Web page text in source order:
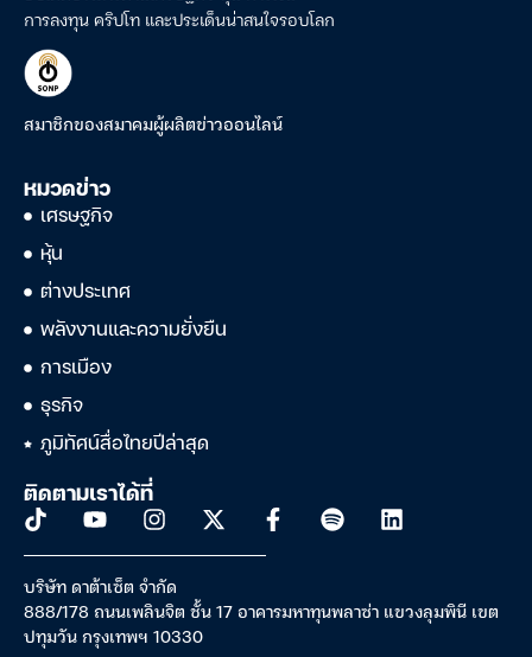
การลงทุน คริปโท และประเด็นน่าสนใจรอบโลก
สมาชิกของสมาคมผู้ผลิตข่าวออนไลน์
หมวดข่าว
เศรษฐกิจ
หุ้น
ต่างประเทศ
พลังงานและความยั่งยืน
การเมือง
ธุรกิจ
ภูมิทัศน์สื่อไทยปีล่าสุด
ติดตามเราได้ที่
บริษัท ดาต้าเซ็ต จำกัด
888/178 ถนนเพลินจิต ชั้น 17 อาคารมหาทุนพลาซ่า แขวงลุมพินี เขต
ปทุมวัน กรุงเทพฯ 10330